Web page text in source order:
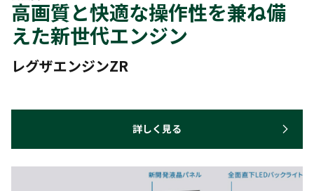
高画質と快適な操作性を兼ね備
えた新世代エンジン
レグザエンジンZR
詳しく見る